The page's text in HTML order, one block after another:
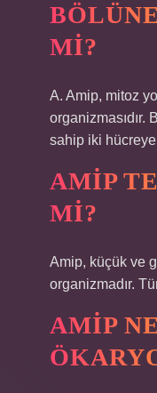
MI?
A. Amip, mitoz
organizmasıdır.
sahip iki hücreye
AMIP
MI?
Amip, küçük ve
organizmadır.
AMIP